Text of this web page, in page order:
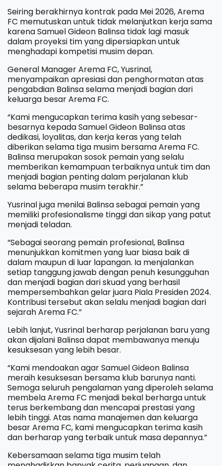
Seiring berakhirnya kontrak pada Mei 2026, Arema
FC memutuskan untuk tidak melanjutkan kerja sama
karena Samuel Gideon Balinsa tidak lagi masuk
dalam proyeksi tim yang dipersiapkan untuk
menghadapi kompetisi musim depan.
General Manager Arema FC, Yusrinal,
menyampaikan apresiasi dan penghormatan atas
pengabdian Balinsa selama menjadi bagian dari
keluarga besar Arema FC.
“Kami mengucapkan terima kasih yang sebesar-
besarnya kepada Samuel Gideon Balinsa atas
dedikasi, loyalitas, dan kerja keras yang telah
diberikan selama tiga musim bersama Arema FC.
Balinsa merupakan sosok pemain yang selalu
memberikan kemampuan terbaiknya untuk tim dan
menjadi bagian penting dalam perjalanan klub
selama beberapa musim terakhir.”
Yusrinal juga menilai Balinsa sebagai pemain yang
memiliki profesionalisme tinggi dan sikap yang patut
menjadi teladan.
“Sebagai seorang pemain profesional, Balinsa
menunjukkan komitmen yang luar biasa baik di
dalam maupun di luar lapangan. Ia menjalankan
setiap tanggung jawab dengan penuh kesungguhan
dan menjadi bagian dari skuad yang berhasil
mempersembahkan gelar juara Piala Presiden 2024.
Kontribusi tersebut akan selalu menjadi bagian dari
sejarah Arema FC.”
Lebih lanjut, Yusrinal berharap perjalanan baru yang
akan dijalani Balinsa dapat membawanya menuju
kesuksesan yang lebih besar.
“Kami mendoakan agar Samuel Gideon Balinsa
meraih kesuksesan bersama klub barunya nanti.
Semoga seluruh pengalaman yang diperoleh selama
membela Arema FC menjadi bekal berharga untuk
terus berkembang dan mencapai prestasi yang
lebih tinggi. Atas nama manajemen dan keluarga
besar Arema FC, kami mengucapkan terima kasih
dan berharap yang terbaik untuk masa depannya.”
Kebersamaan selama tiga musim telah